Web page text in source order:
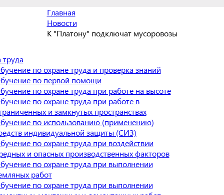
Главная
Новости
К "Платону" подключат мусоровозы
по охране труда и проверка знаний
по первой помощи
по охране труда при работе на высоте
по охране труда при работе в
и замкнутых пространствах
по использованию (применению)
индивидуальной защиты (СИЗ)
по охране труда при воздействии
и опасных производственных факторов
по охране труда при выполнении
работ
по охране труда при выполнении